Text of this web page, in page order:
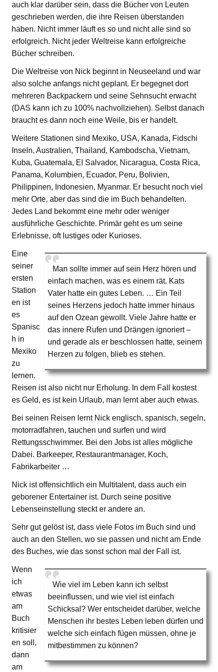
auch klar darüber sein, dass die Bücher von Leuten
geschrieben werden, die ihre Reisen überstanden
haben. Nicht immer läuft es so und nicht alle sind so
erfolgreich. Nicht jeder Weltreise kann erfolgreiche
Bücher schreiben.
Die Weltreise von Nick beginnt in Neuseeland und war
also solche anfangs nicht geplant. Er begegnet dort
mehreren Backpackern und seine Sehnsucht erwacht
(DAS kann ich zu 100% nachvollziehen). Selbst danach
braucht es dann noch eine Weile, bis er handelt.
Weitere Stationen sind Mexiko, USA, Kanada, Fidschi
Inseln, Australien, Thailand, Kambodscha, Vietnam,
Kuba, Guatemala, El Salvador, Nicaragua, Costa Rica,
Panama, Kolumbien, Ecuador, Peru, Bolivien,
Philippinen, Indonesien, Myanmar. Er besucht noch viel
mehr Orte, aber das sind die im Buch behandelten.
Jedes Land bekommt eine mehr oder weniger
ausführliche Geschichte. Primär geht es um seine
Erlebnisse, oft lustiges oder Kurioses.
Man sollte immer auf sein Herz hören und
einfach machen, was es einem rät. Kats
Vater hatte ein gutes Leben. … Ein Teil
seines Herzens jedoch hatte immer hinaus
auf den Ozean gewollt. Viele Jahre hatte er
das innere Rufen und Drängen ignoriert –
und gerade als er beschlossen hatte, seinem
Herzen zu folgen, blieb es stehen.
Eine
seiner
ersten
Station
en ist
es
Spanisc
h in
Mexiko
zu
lernen.
Reisen ist also nicht nur Erholung. In dem Fall kostest
es Geld, es ist kein Urlaub, man lernt aber auch etwas.
Bei seinen Reisen lernt Nick englisch, spanisch, segeln,
motorradfahren, tauchen und surfen und wird
Rettungsschwimmer. Bei den Jobs ist alles mögliche
Dabei. Barkeeper, Restaurantmanager, Koch,
Fabrikarbeiter …
Nick ist offensichtlich ein Multitalent, dass auch ein
geborener Entertainer ist. Durch seine positive
Lebenseinstellung steckt er andere an.
Sehr gut gelöst ist, dass viele Fotos im Buch sind und
auch an den Stellen, wo sie passen und nicht am Ende
des Buches, wie das sonst schon mal der Fall ist.
Wie viel im Leben kann ich selbst
beeinflussen, und wie viel ist einfach
Schicksal? Wer entscheidet darüber, welche
Menschen ihr bestes Leben leben dürfen und
welche sich einfach fügen müssen, ohne je
mitbestimmen zu können?
Wenn
ich
etwas
am
Buch
kritisier
en soll,
dann
am